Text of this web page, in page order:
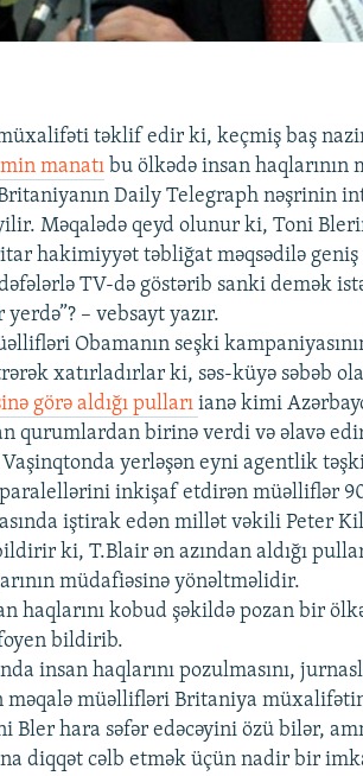
təklif edir ki, keçmiş baş
min manatı bu ölkədə insan haqlarının
Daily Telegraph nəşrinin
Məqalədə qeyd olunur ki, Toni
hakimiyyət təbliğat məqsədilə
TV-də göstərib sanki demək
– vebsayt yazır.
Obamanın seşki
xatırladırlar ki, səs-küyə səbəb
görə aldığı pullarıianə kimi
qurumlardan birinə verdi və əlavə
yerləşən eyni agentlik
inkişaf etdirən müəlliflər
iştirak edən millət vəkili Peter
ki, T.Blair ən azından aldığı
müdafiəsinə yönəltməlidir.
haqlarını kobud şəkildə pozan bir
bildirib.
insan haqlarını pozulmasını,
məqalə müəllifləri Britaniya
Bler hara səfər edəcəyini özü bilər,
diqqət cəlb etmək üçün nadir bir